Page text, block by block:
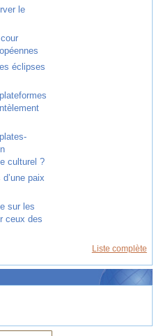
le
éclipses
culturel ?
paix
sur les
ceux des
Liste complète